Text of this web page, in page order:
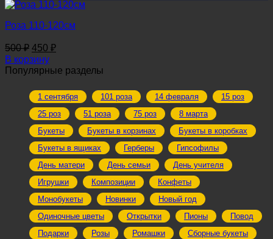
Роза 110-120см
500₽ Первоначальная
цена
составляла
450 ₽Текущая
450 ₽.
В корзину
Популярные разделы
1 сентября 101 роза 14 февраля
15 роз
25 роз
51 роза 75 роз
8 марта
Букеты
Букеты в корзинах
Букеты в коробках
Букеты в ящиках
Герберы
Гипсофилы
День матери
День семьи
День учителя
Игрушки
Композиции
Конфеты
Монобукеты
Новинки
Новый год
Одиночные цветы
Открытки Пионы
Повод
Подарки
Розы Ромашки
Сборные букеты